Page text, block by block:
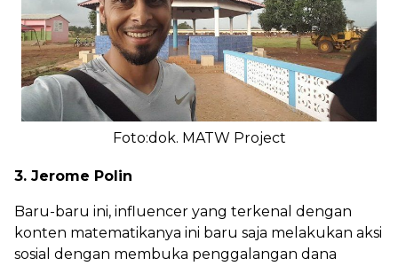
Foto:dok. MATW Project
3. Jerome Polin
Baru-baru ini, influencer yang terkenal dengan
konten matematikanya ini baru saja melakukan aksi
sosial dengan membuka penggalangan dana